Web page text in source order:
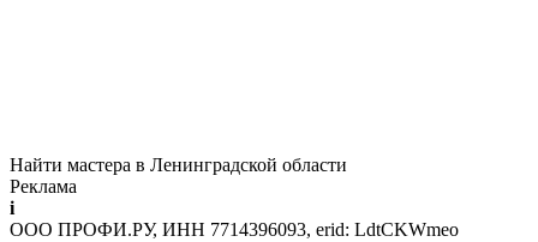
Найти мастера в Ленинградской области
Реклама
i
ООО ПРОФИ.РУ, ИНН 7714396093, erid: LdtCKWmeo